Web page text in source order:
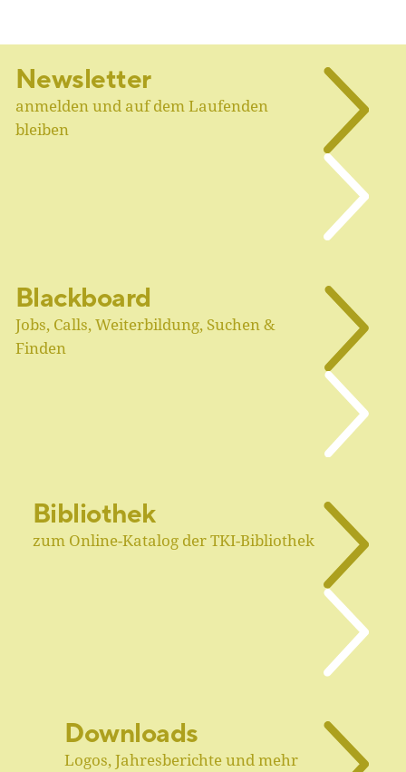
Newsletter
anmelden und auf dem Laufenden
bleiben
Blackboard
Jobs, Calls, Weiterbildung, Suchen &
Finden
Bibliothek
zum Online-Katalog der TKI-Bibliothek
Downloads
Logos, Jahresberichte und mehr